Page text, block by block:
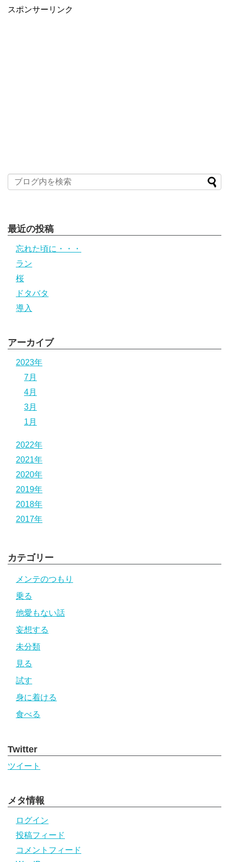
スポンサーリンク
最近の投稿
忘れた頃に・・・
ラン
桜
ドタバタ
導入
アーカイブ
2023年
7月
4月
3月
1月
2022年
2021年
2020年
2019年
2018年
2017年
カテゴリー
メンテのつもり
乗る
他愛もない話
妄想する
未分類
見る
試す
身に着ける
食べる
Twitter
ツイート
メタ情報
ログイン
投稿フィード
コメントフィード